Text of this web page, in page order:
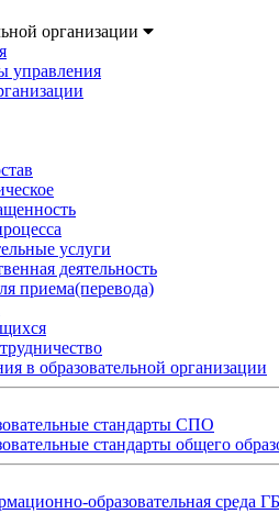
организации
управления
услуги
деятельность
приема(перевода)
в образовательной организации
стандарты СПО
стандарты общего
образовательная